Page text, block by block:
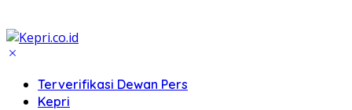
Terverifikasi Dewan Pers
Kepri